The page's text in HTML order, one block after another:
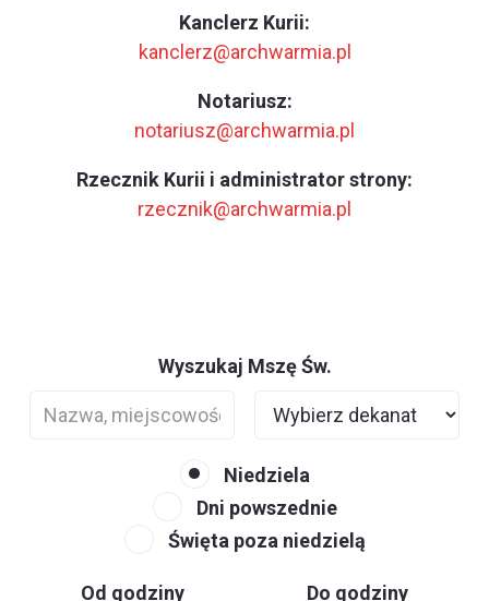
Kanclerz Kurii:
kanclerz@archwarmia.pl
Notariusz:
notariusz@archwarmia.pl
Rzecznik Kurii i administrator strony:
rzecznik@archwarmia.pl
Wyszukaj Mszę Św.
Niedziela
Dni powszednie
Święta poza niedzielą
Od godziny Do godziny